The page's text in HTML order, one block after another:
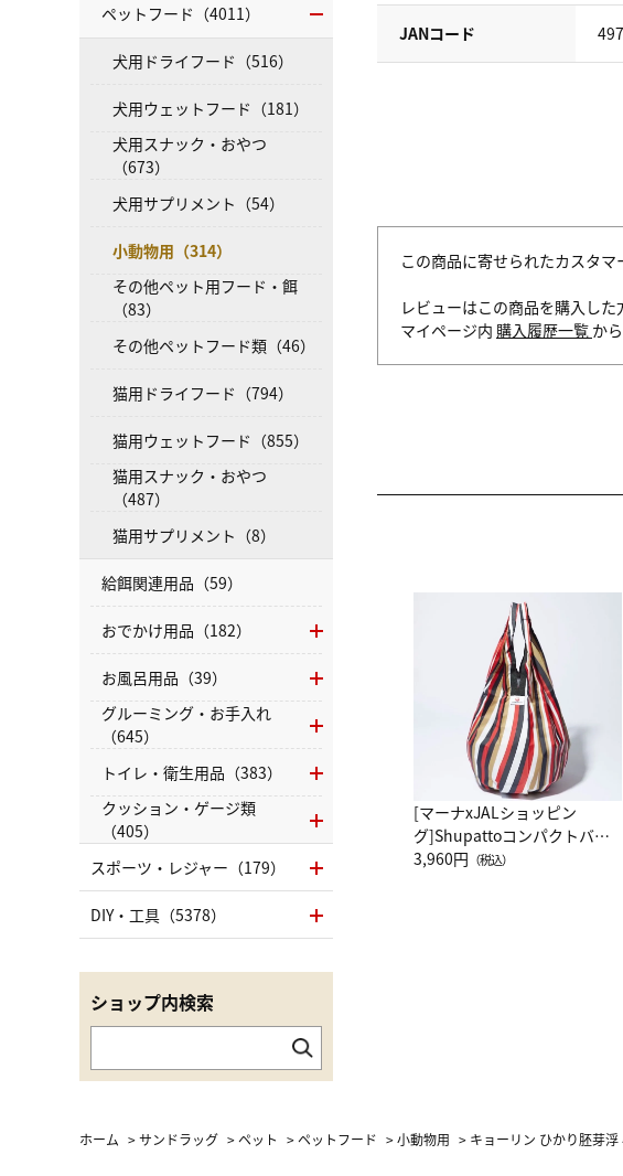
JANコード
この商品に寄せられたカスタマ
レビューはこの商品を購入した
マイページ内 購入履歴一覧 か
[マーナxJALショッピン
グ]Shupattoコンパクトバッ
グ Drop JAL客室乗務員
3,960円 （税込）
ペットフード（4011）
犬用ドライフード（516）
犬用ウェットフード（181）
犬用スナック・おやつ
（673）
犬用サプリメント（54）
小動物用（314）
その他ペット用フード・餌
（83）
その他ペットフード類（46）
猫用ドライフード（794）
猫用ウェットフード（855）
猫用スナック・おやつ
（487）
猫用サプリメント（8）
給餌関連用品（59）
おでかけ用品（182）
お風呂用品（39）
グルーミング・お手入れ
（645）
トイレ・衛生用品（383）
クッション・ゲージ類
（405）
スポーツ・レジャー（179）
DIY・工具（5378）
ショップ内検索
ホーム >サンドラッグ >ペット >ペットフード >小動物用 > キョーリン ひかり胚芽